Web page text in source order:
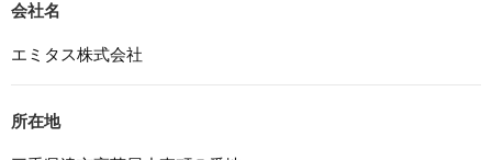
5. 安全管理措置
応募者等の個人情報を正確かつ最新の内容に保つよう努め
るとともに、不正なアクセス、改ざん、漏えい、滅失及び
6. Cookieについて
本ウェブサイトでは、一部のコンテンツにおいてCookieを
会社名
エミタス株式会社
所在地